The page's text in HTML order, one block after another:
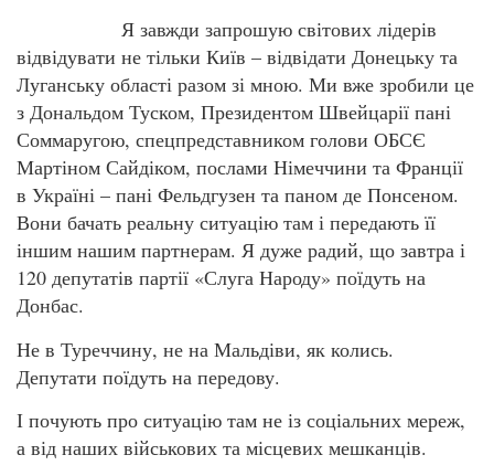
Я завжди запрошую світових лідерів
відвідувати не тільки Київ – відвідати Донецьку та
Луганську області разом зі мною. Ми вже зробили це
з Дональдом Туском, Президентом Швейцарії пані
Соммаругою, спецпредставником голови ОБСЄ
Мартіном Сайдіком, послами Німеччини та Франції
в Україні – пані Фельдгузен та паном де Понсеном.
Вони бачать реальну ситуацію там і передають її
іншим нашим партнерам. Я дуже радий, що завтра і
120 депутатів партії «Слуга Народу» поїдуть на
Донбас.
Не в Туреччину, не на Мальдіви, як колись.
Депутати поїдуть на передову.
І почують про ситуацію там не із соціальних мереж,
а від наших військових та місцевих мешканців.